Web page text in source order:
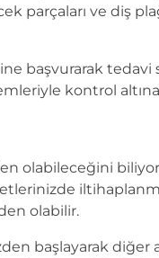
parçaları ve diş
başvurarak tedavi
kontrol altına
olabileceğini
olabilir.
başlayarak diğer